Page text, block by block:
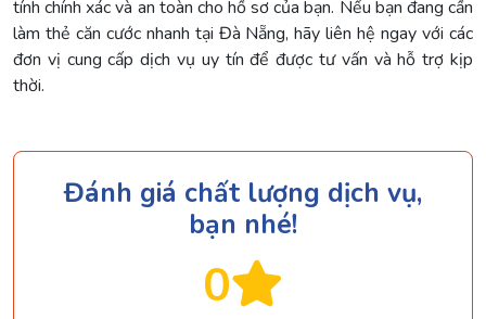
tính chính xác và an toàn cho hồ sơ của bạn. Nếu bạn đang cần
làm thẻ căn cước nhanh tại Đà Nẵng, hãy liên hệ ngay với các
đơn vị cung cấp dịch vụ uy tín để được tư vấn và hỗ trợ kịp
thời.
Đánh giá chất lượng dịch vụ,
bạn nhé!
0